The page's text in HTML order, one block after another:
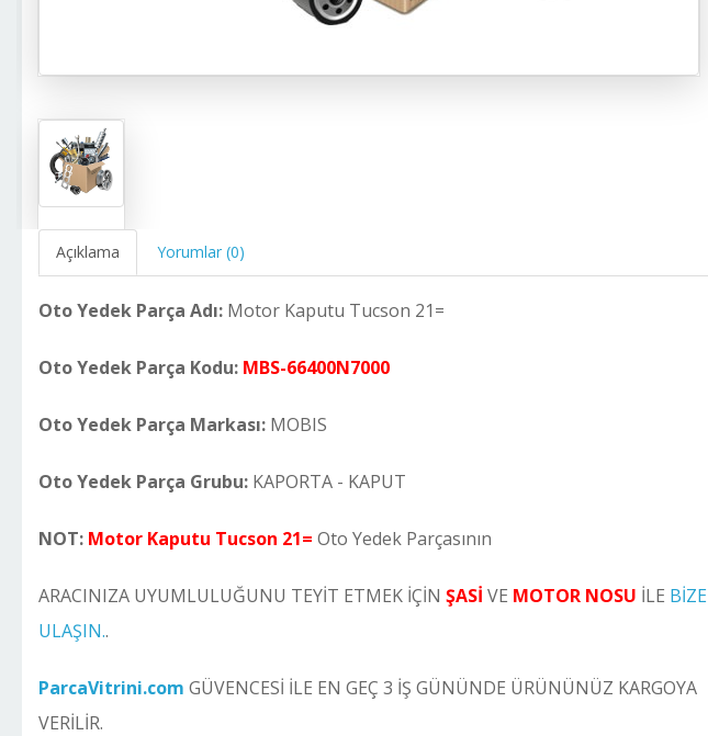
Açıklama Yorumlar (0)
Oto Yedek Parça Adı: Motor Kaputu Tucson 21=
Oto Yedek Parça Kodu: MBS-66400N7000
Oto Yedek Parça Markası: MOBIS
Oto Yedek Parça Grubu: KAPORTA - KAPUT
NOT: Motor Kaputu Tucson 21= Oto Yedek Parçasının
ARACINIZA UYUMLULUĞUNU TEYİT ETMEK İÇİN ŞASİ VE MOTOR NOSU İLE BİZE
ULAŞIN..
ParcaVitrini.com GÜVENCESİ İLE EN GEÇ 3 İŞ GÜNÜNDE ÜRÜNÜNÜZ KARGOYA
VERİLİR.